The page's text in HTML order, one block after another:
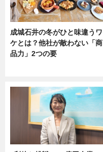
成城石井の冬がひと味違うワ
ケとは？他社が敵わない「商
品力」2つの要